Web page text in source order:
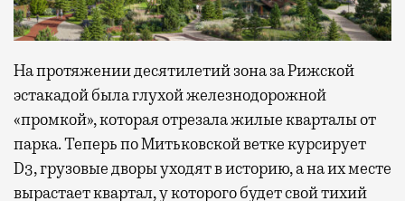
На протяжении десятилетий зона за Рижской
эстакадой была глухой железнодорожной
«промкой», которая отрезала жилые кварталы от
парка. Теперь по Митьковской ветке курсирует
D3, грузовые дворы уходят в историю, а на их месте
вырастает квартал, у которого будет свой тихий